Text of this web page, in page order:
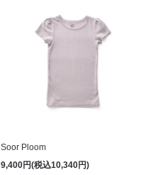
Soor Ploom
9,400円(税込10,340円)